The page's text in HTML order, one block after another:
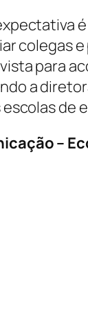
colegas
para
a
–